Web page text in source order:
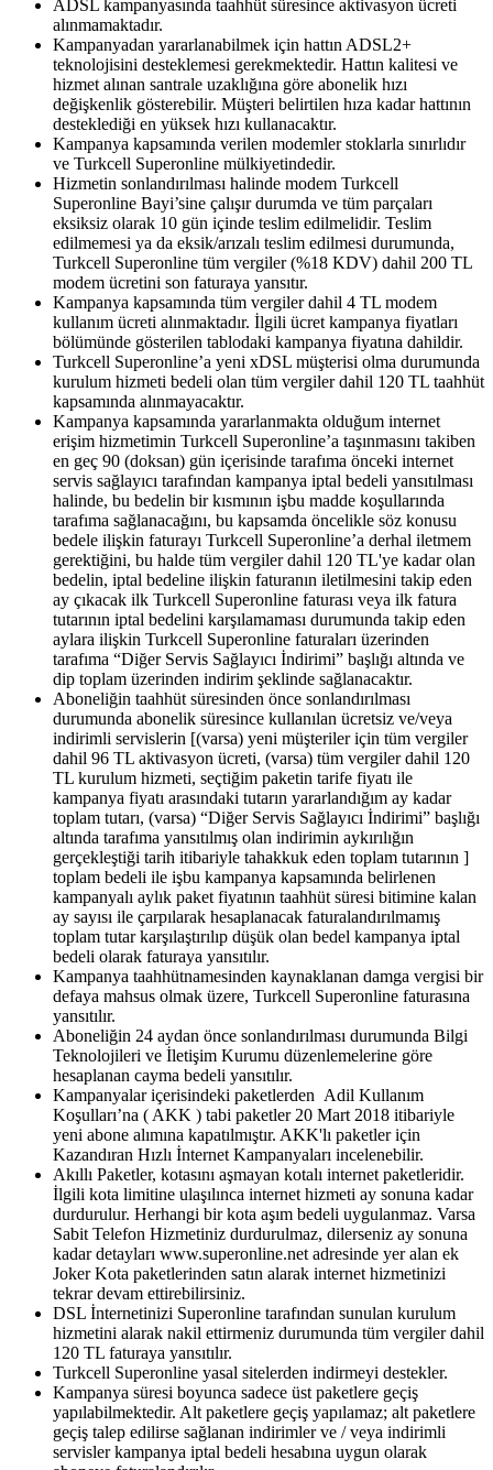
ADSL kampanyasında taahhüt süresince aktivasyon ücreti
alınmamaktadır.
Kampanyadan yararlanabilmek için hattın ADSL2+
teknolojisini desteklemesi gerekmektedir. Hattın kalitesi ve
hizmet alınan santrale uzaklığına göre abonelik hızı
değişkenlik gösterebilir. Müşteri belirtilen hıza kadar hattının
desteklediği en yüksek hızı kullanacaktır.
Kampanya kapsamında verilen modemler stoklarla sınırlıdır
ve Turkcell Superonline mülkiyetindedir.
Hizmetin sonlandırılması halinde modem Turkcell
Superonline Bayi’sine çalışır durumda ve tüm parçaları
eksiksiz olarak 10 gün içinde teslim edilmelidir. Teslim
edilmemesi ya da eksik/arızalı teslim edilmesi durumunda,
Turkcell Superonline tüm vergiler (%18 KDV) dahil 200 TL
modem ücretini son faturaya yansıtır.
Kampanya kapsamında tüm vergiler dahil 4 TL modem
kullanım ücreti alınmaktadır. İlgili ücret kampanya fiyatları
bölümünde gösterilen tablodaki kampanya fiyatına dahildir.
Turkcell Superonline’a yeni xDSL müşterisi olma durumunda
kurulum hizmeti bedeli olan tüm vergiler dahil 120 TL taahhüt
kapsamında alınmayacaktır.
Kampanya kapsamında yararlanmakta olduğum internet
erişim hizmetimin Turkcell Superonline’a taşınmasını takiben
en geç 90 (doksan) gün içerisinde tarafıma önceki internet
servis sağlayıcı tarafından kampanya iptal bedeli yansıtılması
halinde, bu bedelin bir kısmının işbu madde koşullarında
tarafıma sağlanacağını, bu kapsamda öncelikle söz konusu
bedele ilişkin faturayı Turkcell Superonline’a derhal iletmem
gerektiğini, bu halde tüm vergiler dahil 120 TL'ye kadar olan
bedelin, iptal bedeline ilişkin faturanın iletilmesini takip eden
ay çıkacak ilk Turkcell Superonline faturası veya ilk fatura
tutarının iptal bedelini karşılamaması durumunda takip eden
aylara ilişkin Turkcell Superonline faturaları üzerinden
tarafıma “Diğer Servis Sağlayıcı İndirimi” başlığı altında ve
dip toplam üzerinden indirim şeklinde sağlanacaktır.
Aboneliğin taahhüt süresinden önce sonlandırılması
durumunda abonelik süresince kullanılan ücretsiz ve/veya
indirimli servislerin [(varsa) yeni müşteriler için tüm vergiler
dahil 96 TL aktivasyon ücreti, (varsa) tüm vergiler dahil 120
TL kurulum hizmeti, seçtiğim paketin tarife fiyatı ile
kampanya fiyatı arasındaki tutarın yararlandığım ay kadar
toplam tutarı, (varsa) “Diğer Servis Sağlayıcı İndirimi” başlığı
altında tarafıma yansıtılmış olan indirimin aykırılığın
gerçekleştiği tarih itibariyle tahakkuk eden toplam tutarının ]
toplam bedeli ile işbu kampanya kapsamında belirlenen
kampanyalı aylık paket fiyatının taahhüt süresi bitimine kalan
ay sayısı ile çarpılarak hesaplanacak faturalandırılmamış
toplam tutar karşılaştırılıp düşük olan bedel kampanya iptal
bedeli olarak faturaya yansıtılır.
Kampanya taahhütnamesinden kaynaklanan damga vergisi bir
defaya mahsus olmak üzere, Turkcell Superonline faturasına
yansıtılır.
Aboneliğin 24 aydan önce sonlandırılması durumunda Bilgi
Teknolojileri ve İletişim Kurumu düzenlemelerine göre
hesaplanan cayma bedeli yansıtılır.
Kampanyalar içerisindeki paketlerden Adil Kullanım
Koşulları’na ( AKK ) tabi paketler 20 Mart 2018 itibariyle
yeni abone alımına kapatılmıştır. AKK'lı paketler için
Kazandıran Hızlı İnternet Kampanyaları incelenebilir.​
Akıllı Paketler, kotasını aşmayan kotalı internet paketleridir.
İlgili kota limitine ulaşılınca internet hizmeti ay sonuna kadar
durdurulur. Herhangi bir kota aşım bedeli uygulanmaz. Varsa
Sabit Telefon Hizmetiniz durdurulmaz, dilerseniz ay sonuna
kadar detayları www.superonline.net adresinde yer alan ek
Joker Kota paketlerinden satın alarak internet hizmetinizi
tekrar devam ettirebilirsiniz.
DSL İnternetinizi Superonline tarafından sunulan kurulum
hizmetini alarak nakil ettirmeniz durumunda tüm vergiler dahil
120 TL faturaya yansıtılır.
Turkcell Superonline yasal sitelerden indirmeyi destekler.
Kampanya süresi boyunca sadece üst paketlere geçiş
yapılabilmektedir. Alt paketlere geçiş yapılamaz; alt paketlere
geçiş talep edilirse sağlanan indirimler ve / veya indirimli
servisler kampanya iptal bedeli hesabına uygun olarak